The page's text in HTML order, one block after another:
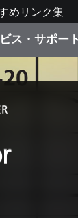
めリンク集
生
ド
キ
機
デ
ン
リ
消
ス・サポート
弊
X-
製
そ